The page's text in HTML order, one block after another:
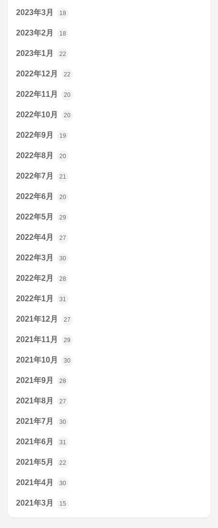
2023年3月 18
2023年2月 18
2023年1月 22
2022年12月 22
2022年11月 20
2022年10月 20
2022年9月 19
2022年8月 20
2022年7月 21
2022年6月 20
2022年5月 29
2022年4月 27
2022年3月 30
2022年2月 28
2022年1月 31
2021年12月 27
2021年11月 29
2021年10月 30
2021年9月 28
2021年8月 27
2021年7月 30
2021年6月 31
2021年5月 22
2021年4月 30
2021年3月 15